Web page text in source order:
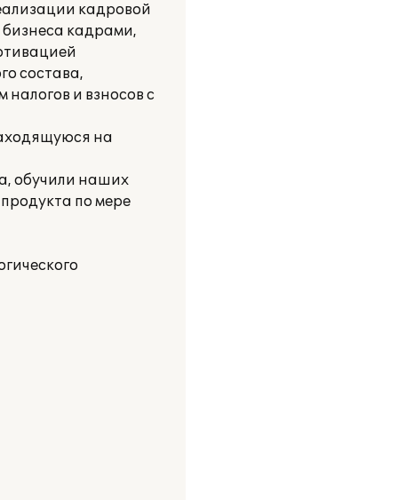
кадровой
кадрами,
состава,
и взносов с
на
обучили наших
по мере